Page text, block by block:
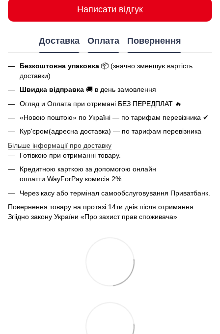
Написати відгук
Доставка Оплата Повернення
Безкоштовна упаковка 📦 (значно зменшує вартість
доставки)
Швидка відправка 🚚 в день замовлення
Огляд и Оплата при отримані БЕЗ ПЕРЕДПЛАТ 🔥
«Новою поштою» по Україні — по тарифам перевізника ✔
Кур'єром(адресна доставка) — по тарифам перевізника
Більше інформації про доставку
Готівкою при отриманні товару.
Кредитною карткою за допомогою онлайн
оплатти WayForPay комисія 2%
Через касу або термінал самообслуговування Приватбанк.
Повернення товару на протязі 14ти днів після отримання.
Згіідно закону України «Про захист прав споживача»